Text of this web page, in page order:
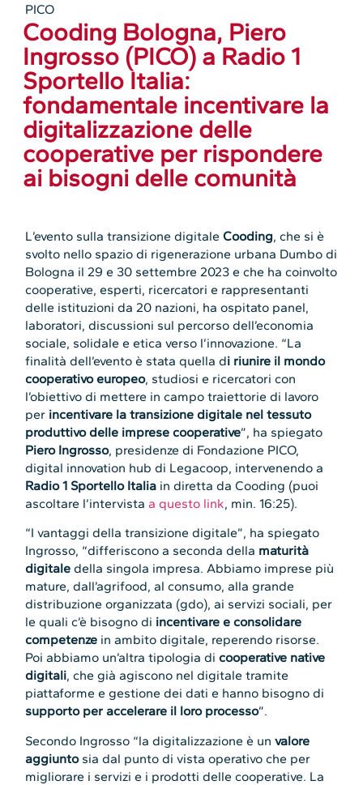
PICO
Cooding Bologna, Piero
Ingrosso (PICO) a Radio 1
Sportello Italia:
fondamentale incentivare la
digitalizzazione delle
cooperative per rispondere
ai bisogni delle comunità
L’evento sulla transizione digitaleCooding, che si è
svolto nello spazio di rigenerazione urbana Dumbo di
Bologna il 29 e 30 settembre 2023 e che ha coinvolto
cooperative, esperti, ricercatori e rappresentanti
delle istituzioni da 20 nazioni, ha ospitato panel,
laboratori, discussioni sul percorso dell’economia
sociale, solidale e etica verso l’innovazione. “La
finalità dell’evento è stata quella di riunire il mondo
cooperativo europeo, studiosi e ricercatori con
l’obiettivo di mettere in campo traiettorie di lavoro
per incentivare la transizione digitale nel tessuto
produttivo delle imprese cooperative”, ha spiegato
Piero Ingrosso, presidenze di Fondazione PICO,
digital innovation hub di Legacoop, intervenendo a
Radio 1 Sportello Italia in diretta da Cooding (puoi
ascoltare l’intervista a questo link, min. 16:25).
“I vantaggi della transizione digitale”, ha spiegato
Ingrosso, “differiscono a seconda della maturità
digitale della singola impresa. Abbiamo imprese più
mature, dall’agrifood, al consumo, alla grande
distribuzione organizzata (gdo), ai servizi sociali, per
le quali c’è bisogno di incentivare e consolidare
competenze in ambito digitale, reperendo risorse.
Poi abbiamo un’altra tipologia dicooperative native
digitali, che già agiscono nel digitale tramite
piattaforme e gestione dei dati e hanno bisogno di
supporto per accelerare il loro processo”.
Secondo Ingrosso “la digitalizzazione è unvalore
aggiuntosia dal punto di vista operativo che per
migliorare i servizi e i prodotti delle cooperative. La